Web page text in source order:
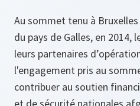
Au sommet tenu à
du pays de Galles, en 2014,
leurs partenaires
l'engagement pris au
contribuer au soutien